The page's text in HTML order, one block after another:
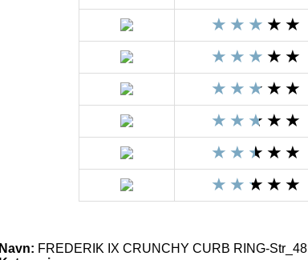
Navn: FREDERIK IX CRUNCHY CURB RING-Str_48